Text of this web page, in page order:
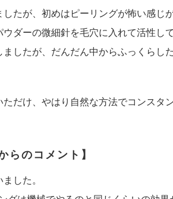
したが、初めはピーリングが怖い感
ダーの微細針を毛穴に入れて活性し
したが、だんだん中からふっくらし
だけ、やはり自然な方法でコンスタ
らのコメント】
した。